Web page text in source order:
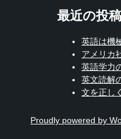
最近の投稿
英語は機
アメリカ
英語学力
英文読解
文を正し
Proudly powered by